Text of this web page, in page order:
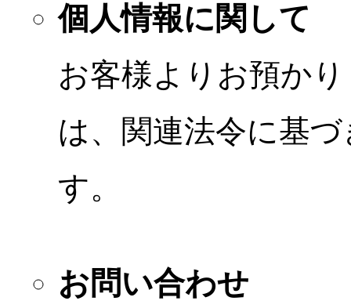
個人情報に関して
お客様よりお預か
は、関連法令に基
す。
お問い合わせ